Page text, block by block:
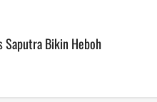
Saputra Bikin Heboh